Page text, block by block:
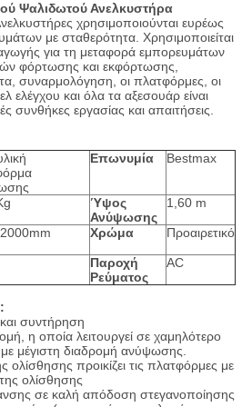
Ψαλιδωτού Ανελκυστήρα
χρησιμοποιούνται ευρέως
με σταθερότητα. Χρησιμοποιείται
για τη μεταφορά εμπορευμάτων
φόρτωσης και εκφόρτωσης,
συναρμολόγηση, οι πλατφόρμες, οι
ελέγχου και όλα τα αξεσουάρ είναι
συνθήκες εργασίας και απαιτήσεις.
Επωνυμία Bestmax
Ύψος
Ανύψωσης
1,60 m
Χρώμα Προαιρετικό
Παροχή
Ρεύματος
AC
συντήρηση
η οποία λειτουργεί σε χαμηλότερο
μέγιστη διαδρομή ανύψωσης.
προικίζει τις πλατφόρμες με
της ολίσθησης
σε καλή απόδοση στεγανοποίησης